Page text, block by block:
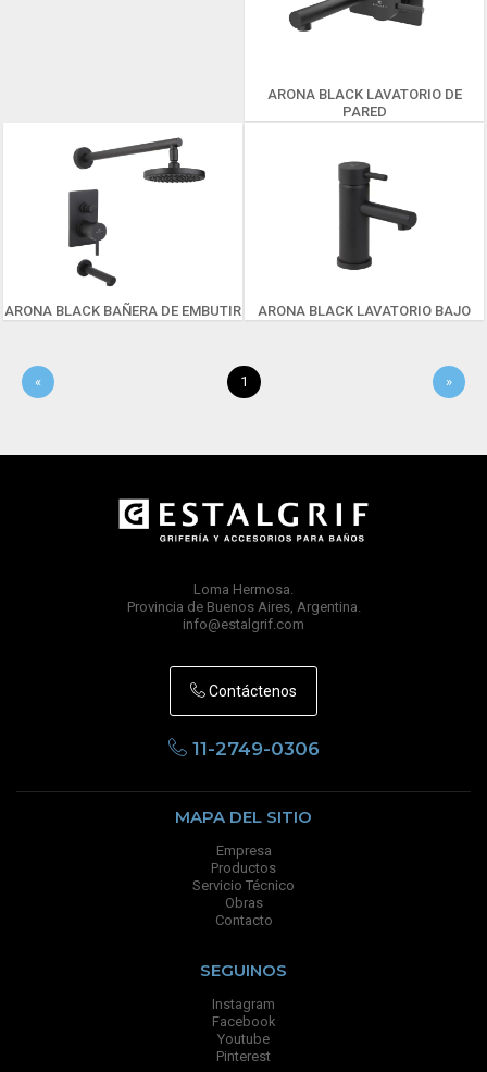
ARONA BLACK LAVATORIO DE
PARED
ARONA BLACK BAÑERA DE EMBUTIR ARONA BLACK LAVATORIO BAJO
« 1 »
Loma Hermosa.
Provincia de Buenos Aires, Argentina.
info@estalgrif.com
Contáctenos
11-2749-0306
MAPA DEL SITIO
Empresa
Productos
Servicio Técnico
Obras
Contacto
SEGUINOS
Instagram
Facebook
Youtube
Pinterest